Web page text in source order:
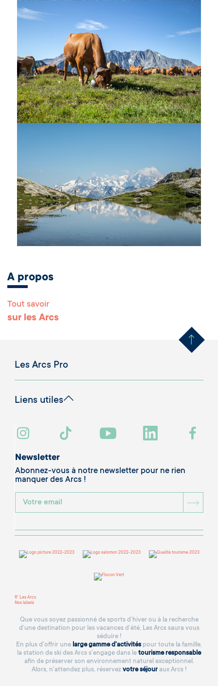
A propos
Tout savoir
sur les Arcs Remonter
Les Arcs Pro
Liens utiles
Newsletter
Abonnez-vous à notre newsletter pour ne rien
manquer des Arcs !
R' Les Arcs
Nos labels
Que vous soyez passionné de sports d’hiver ou à la recherche
d’une destination pour les vacances d’été, Les Arcs saura vous
séduire !
En plus d'offrir une large gamme d'activitéspour toute la famille,
la station de ski des Arcs s'engage dans le tourisme responsable
afin de préserver son environnement naturel exceptionnel.
Alors, n'attendez plus, réservez votre séjouraux Arcs !